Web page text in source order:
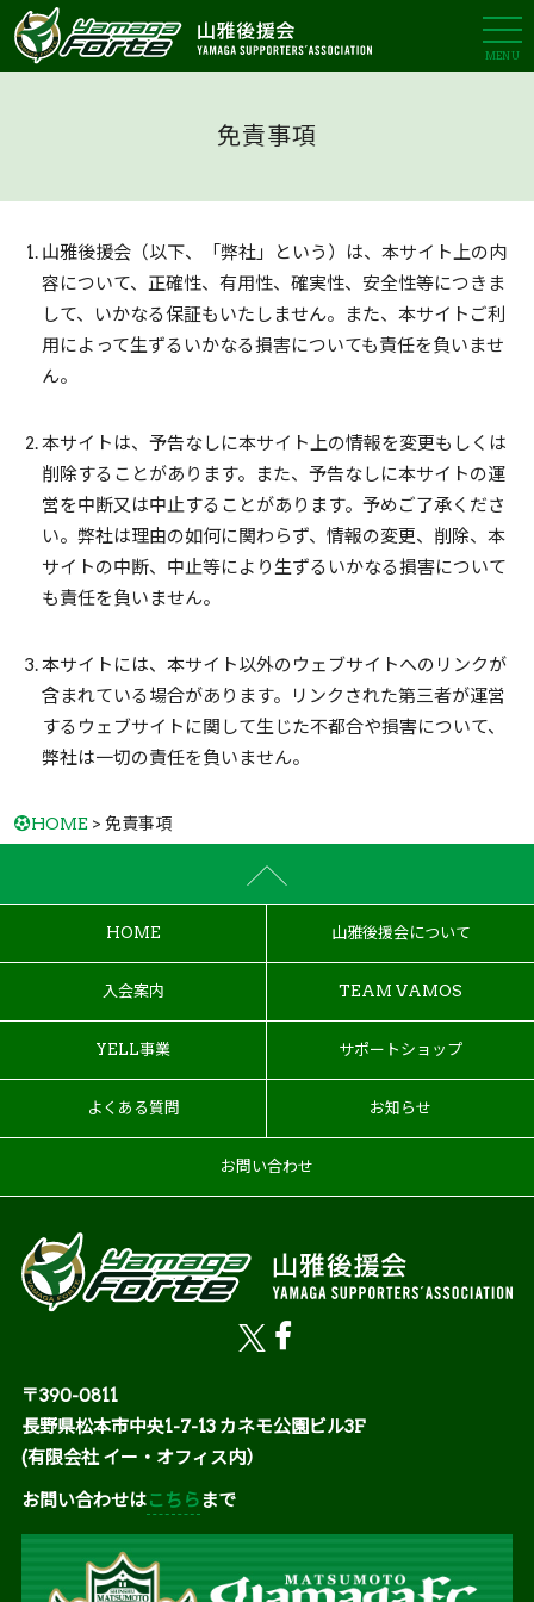
MENU
免責事項
山雅後援会（以下、「弊社」という）は、本サイト上の内
容について、正確性、有用性、確実性、安全性等につきま
して、いかなる保証もいたしません。また、本サイトご利
用によって生ずるいかなる損害についても責任を負いませ
ん。
本サイトは、予告なしに本サイト上の情報を変更もしくは
削除することがあります。また、予告なしに本サイトの運
営を中断又は中止することがあります。予めご了承くださ
い。弊社は理由の如何に関わらず、情報の変更、削除、本
サイトの中断、中止等により生ずるいかなる損害について
も責任を負いません。
本サイトには、本サイト以外のウェブサイトへのリンクが
含まれている場合があります。リンクされた第三者が運営
するウェブサイトに関して生じた不都合や損害について、
弊社は一切の責任を負いません。
HOME > 免責事項
HOME 山雅後援会について
入会案内 TEAM VAMOS
YELL事業 サポートショップ
よくある質問 お知らせ
お問い合わせ
〒390-0811
長野県松本市中央1-7-13 カネモ公園ビル3F
(有限会社 イー・オフィス内）
お問い合わせはこちら まで